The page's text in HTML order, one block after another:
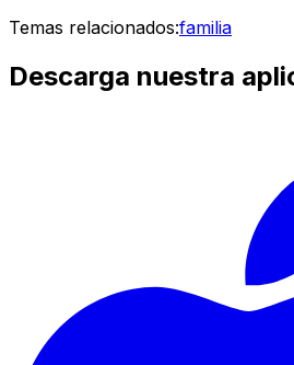
Temas relacionados:familia
Descarga nuestra